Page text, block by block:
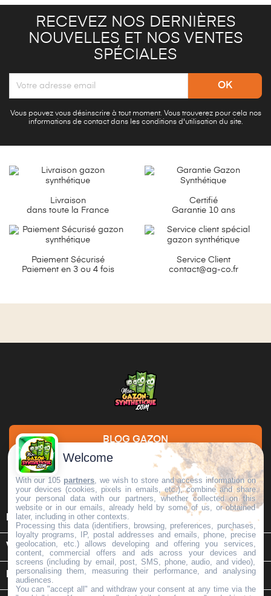
RECEVEZ NOS DERNIÈRES
NOUVELLES ET NOS VENTES
SPÉCIALES
Vous pouvez vous désinscrire à tout moment. Vous trouverez pour cela nos
informations de contact dans les conditions d'utilisation du site.
Livraison
dans toute la France
Certifié
Garantie 10 ans
Paiement Sécurisé
Paiement en 3 ou 4 fois
Service Client
contact@ag-co.fr
BLOG GAZON
DEMANDE DE DEVIS
INFORMATIONS 
VOTRE COMPTE 
INFORMATIONS SUR LE MAGASIN keyboard_arrow_down
Welcome
With our 105 partners , we wish to store and access information on
your devices (cookies, pixels in emails, etc.), combine and share
your personal data with our partners, whether collected on this
website or in our emails, already held by some of us, or obtained
later, including in other contexts.
Processing this data (identifiers, browsing, preferences, purchases,
loyalty programs, IP, postal addresses and emails, phone, precise
geolocation, etc.) allows developing and offering you services,
content, commercial offers and ads across your devices and
screens (including by email, post, SMS, phone, audio, and video),
personalising them, measuring their performance, and analysing
audiences.
You can "accept all" and withdraw your consent at any time via the